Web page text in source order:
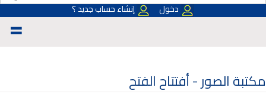
دخول إنشاء حساب جديد ؟ =
مكتبة الصور -أفتتاح الفتح